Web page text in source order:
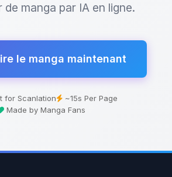
manga par IA en ligne.
le manga maintenant
for Scanlation
~15s Per Page
Made by Manga Fans